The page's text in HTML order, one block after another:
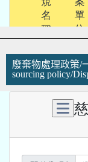
廢棄物處理政策/
sourcing policy/